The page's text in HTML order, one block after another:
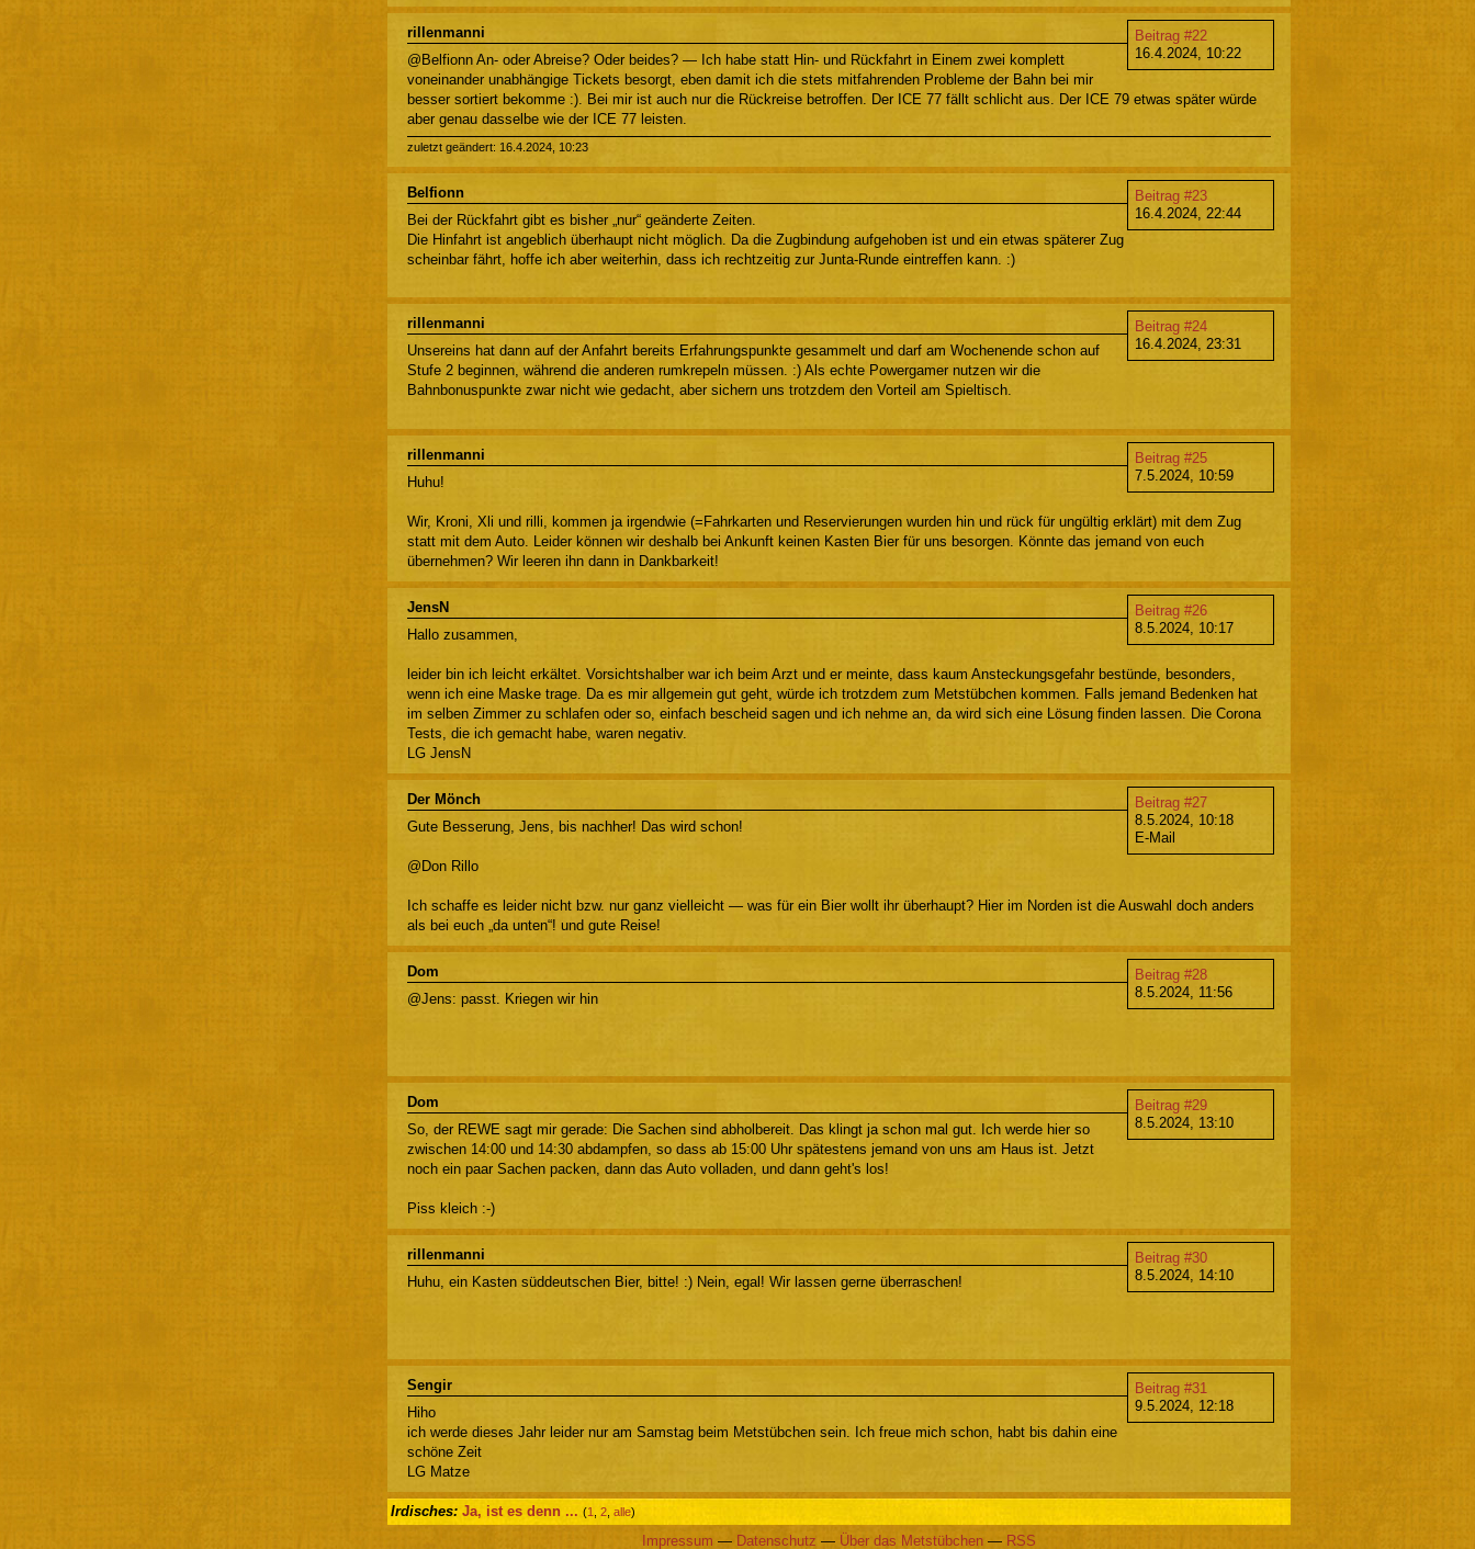
Beitrag #22
16.4.2024, 10:22
rillenmanni
@Belfionn An- oder Abreise? Oder beides? — Ich habe statt Hin- und Rückfahrt in Einem zwei komplett
voneinander unabhängige Tickets besorgt, eben damit ich die stets mitfahrenden Probleme der Bahn bei mir
besser sortiert bekomme :). Bei mir ist auch nur die Rückreise betroffen. Der ICE 77 fällt schlicht aus. Der ICE 79 etwas später würde
aber genau dasselbe wie der ICE 77 leisten.
zuletzt geändert: 16.4.2024, 10:23
Beitrag #23
16.4.2024, 22:44
Belfionn
Bei der Rückfahrt gibt es bisher „nur“ geänderte Zeiten.
Die Hinfahrt ist angeblich überhaupt nicht möglich. Da die Zugbindung aufgehoben ist und ein etwas späterer Zug
scheinbar fährt, hoffe ich aber weiterhin, dass ich rechtzeitig zur Junta-Runde eintreffen kann. :)
Beitrag #24
16.4.2024, 23:31
rillenmanni
Unsereins hat dann auf der Anfahrt bereits Erfahrungspunkte gesammelt und darf am Wochenende schon auf
Stufe 2 beginnen, während die anderen rumkrepeln müssen. :) Als echte Powergamer nutzen wir die
Bahnbonuspunkte zwar nicht wie gedacht, aber sichern uns trotzdem den Vorteil am Spieltisch.
Beitrag #25
7.5.2024, 10:59
rillenmanni
Huhu!
Wir, Kroni, Xli und rilli, kommen ja irgendwie (=Fahrkarten und Reservierungen wurden hin und rück für ungültig erklärt) mit dem Zug
statt mit dem Auto. Leider können wir deshalb bei Ankunft keinen Kasten Bier für uns besorgen. Könnte das jemand von euch
übernehmen? Wir leeren ihn dann in Dankbarkeit!
Beitrag #26
8.5.2024, 10:17
JensN
Hallo zusammen,
leider bin ich leicht erkältet. Vorsichtshalber war ich beim Arzt und er meinte, dass kaum Ansteckungsgefahr bestünde, besonders,
wenn ich eine Maske trage. Da es mir allgemein gut geht, würde ich trotzdem zum Metstübchen kommen. Falls jemand Bedenken hat
im selben Zimmer zu schlafen oder so, einfach bescheid sagen und ich nehme an, da wird sich eine Lösung finden lassen. Die Corona
Tests, die ich gemacht habe, waren negativ.
LG JensN
Beitrag #27
8.5.2024, 10:18
E-Mail
Der Mönch
Gute Besserung, Jens, bis nachher! Das wird schon!
@Don Rillo
Ich schaffe es leider nicht bzw. nur ganz vielleicht — was für ein Bier wollt ihr überhaupt? Hier im Norden ist die Auswahl doch anders
als bei euch „da unten“! und gute Reise!
Beitrag #28
8.5.2024, 11:56
Dom
@Jens: passt. Kriegen wir hin
Beitrag #29
8.5.2024, 13:10
Dom
So, der REWE sagt mir gerade: Die Sachen sind abholbereit. Das klingt ja schon mal gut. Ich werde hier so
zwischen 14:00 und 14:30 abdampfen, so dass ab 15:00 Uhr spätestens jemand von uns am Haus ist. Jetzt
noch ein paar Sachen packen, dann das Auto volladen, und dann geht's los!
Piss kleich :-)
Beitrag #30
8.5.2024, 14:10
rillenmanni
Huhu, ein Kasten süddeutschen Bier, bitte! :) Nein, egal! Wir lassen gerne überraschen!
Beitrag #31
9.5.2024, 12:18
Sengir
Hiho
ich werde dieses Jahr leider nur am Samstag beim Metstübchen sein. Ich freue mich schon, habt bis dahin eine
schöne Zeit
LG Matze
Irdisches: Ja, ist es denn ... (1, 2, alle)
Impressum — Datenschutz — Über das Metstübchen — RSS